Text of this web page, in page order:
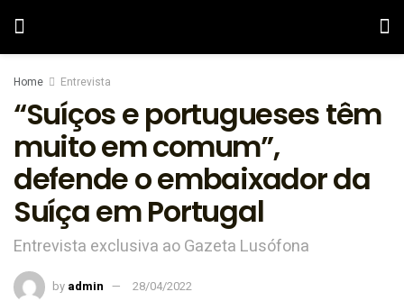
Home Entrevista
“Suíços e portugueses têm
muito em comum”,
defende o embaixador da
Suíça em Portugal
Entrevista exclusiva ao Gazeta Lusófona
by admin 28/04/2022